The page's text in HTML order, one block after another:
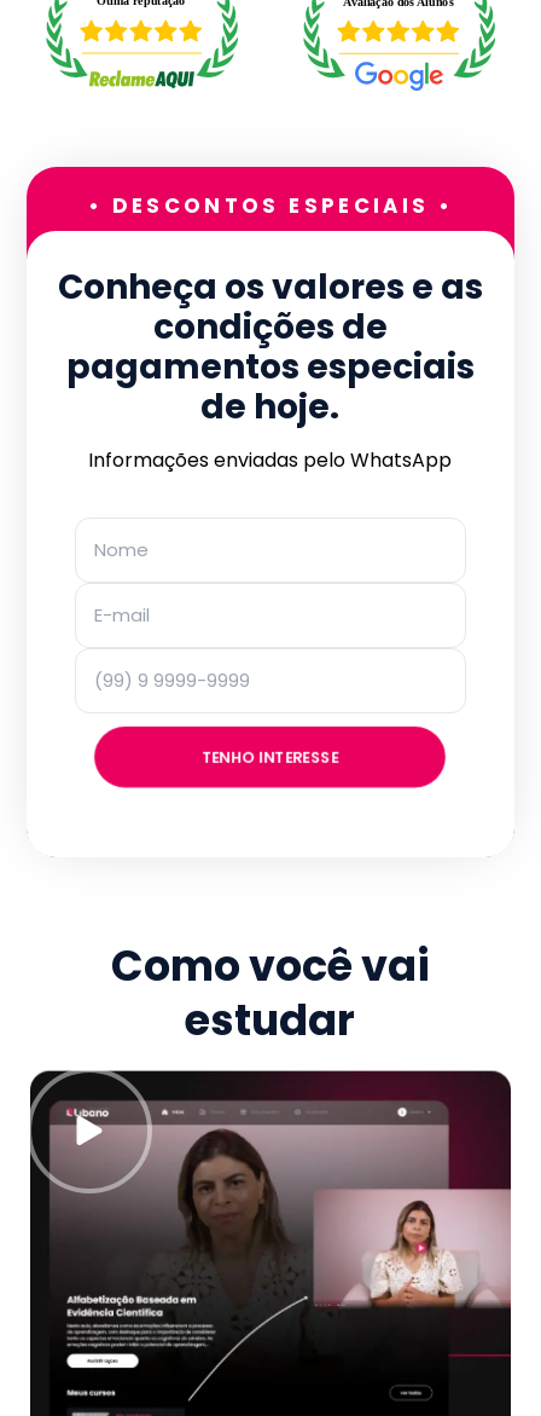
• DESCONTOS ESPECIAIS •
Conheça os valores e as
condições de
pagamentos especiais
de hoje.
Informações enviadas pelo WhatsApp
TENHO INTERESSE
Como você vai
estudar